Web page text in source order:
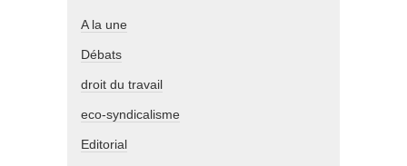
A la une
Débats
droit du travail
eco-syndicalisme
Editorial